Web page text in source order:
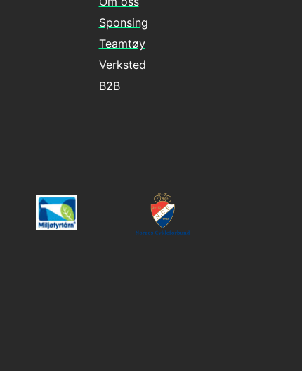
Sponsing
Teamtøy
Verksted
B2B